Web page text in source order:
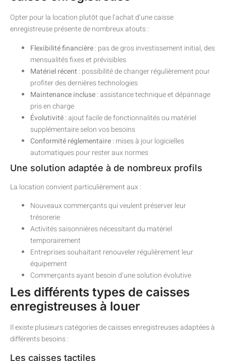
Opter pour la location plutôt que l’achat d’une caisse
enregistreuse présente de nombreux atouts :
Flexibilité financière: pas de gros investissement initial, des
mensualités fixes et prévisibles
Matériel récent : possibilité de changer régulièrement pour
profiter des dernières technologies
Maintenance incluse: assistance technique et dépannage
pris en charge
Évolutivité: ajout facile de fonctionnalités ou matériel
supplémentaire selon vos besoins
Conformité réglementaire: mises à jour logicielles
automatiques pour rester aux normes
Une solution adaptée à de nombreux profils
La location convient particulièrement aux :
Nouveaux commerçants qui veulent préserver leur
trésorerie
Activités saisonnières nécessitant du matériel
temporairement
Entreprises souhaitant renouveler régulièrement leur
équipement
Commerçants ayant besoin d’une solution évolutive
Les différents types de caisses
enregistreuses à louer
Il existe plusieurs catégories de caisses enregistreuses adaptées à
différents besoins :
Les caisses tactiles